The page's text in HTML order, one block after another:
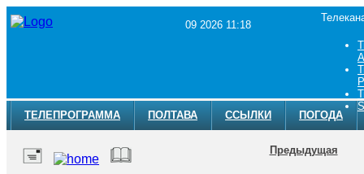
09 2026 11:18
ТЕЛЕПРОГРАММА ПОЛТАВА ССЫЛКИ ПОГОДА
Предыдущая